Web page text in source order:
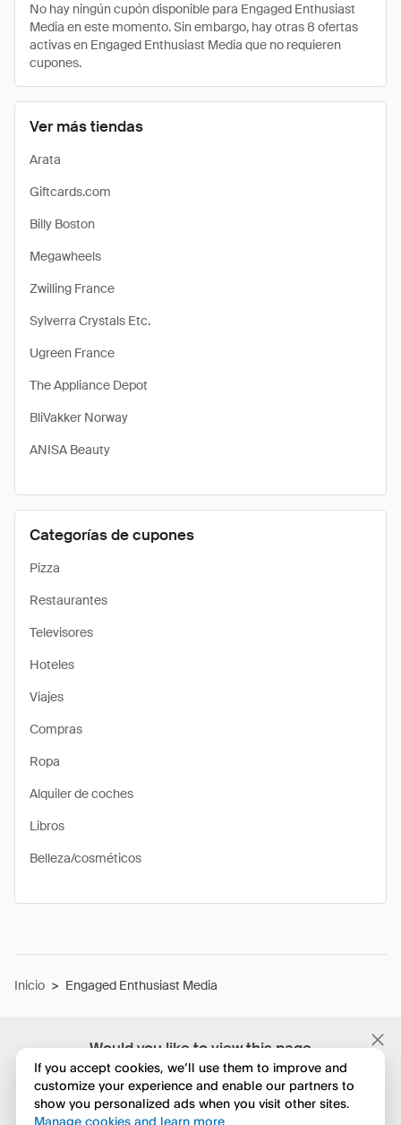
Would you like to view this page
in English?
No, seguir navegando
Ver más tiendas
Arata
Giftcards.com
Billy Boston
Megawheels
Zwilling France
Sylverra Crystals Etc.
Ugreen France
The Appliance Depot
BliVakker Norway
ANISA Beauty
Categorías de cupones
Pizza
Restaurantes
Televisores
Hoteles
Viajes
Compras
Ropa
Alquiler de coches
Libros
Belleza/cosméticos
No hay ningún cupón disponible para Engaged Enthusiast
Media en este momento. Sin embargo, hay otras 8 ofertas
activas en Engaged Enthusiast Media que no requieren
cupones.
Inicio > Engaged Enthusiast Media
If you accept cookies, we’ll use them to improve and
customize your experience and enable our partners to
show you personalized ads when you visit other sites.
Manage cookies and learn more